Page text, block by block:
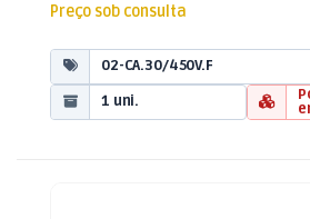
Preço sob consulta
02-CA.30/450V.F
1 uni.